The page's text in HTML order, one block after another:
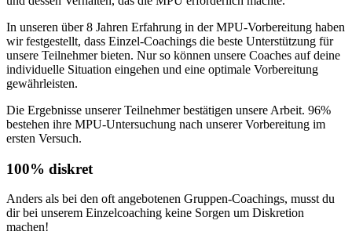
In unseren über 8 Jahren Erfahrung in der MPU-Vorbereitung haben
wir festgestellt, dass Einzel-Coachings die beste Unterstützung für
unsere Teilnehmer bieten. Nur so können unsere Coaches auf deine
individuelle Situation eingehen und eine optimale Vorbereitung
gewährleisten.
Die Ergebnisse unserer Teilnehmer bestätigen unsere Arbeit. 96%
bestehen ihre MPU-Untersuchung nach unserer Vorbereitung im
ersten Versuch.
100% diskret
Anders als bei den oft angebotenen Gruppen-Coachings, musst du
dir bei unserem Einzelcoaching keine Sorgen um Diskretion
machen!